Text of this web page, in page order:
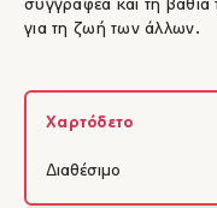
συγγραφέα και τη βαθιά
για τη ζωή των άλλων.
Χαρτόδετο
Διαθέσιμο